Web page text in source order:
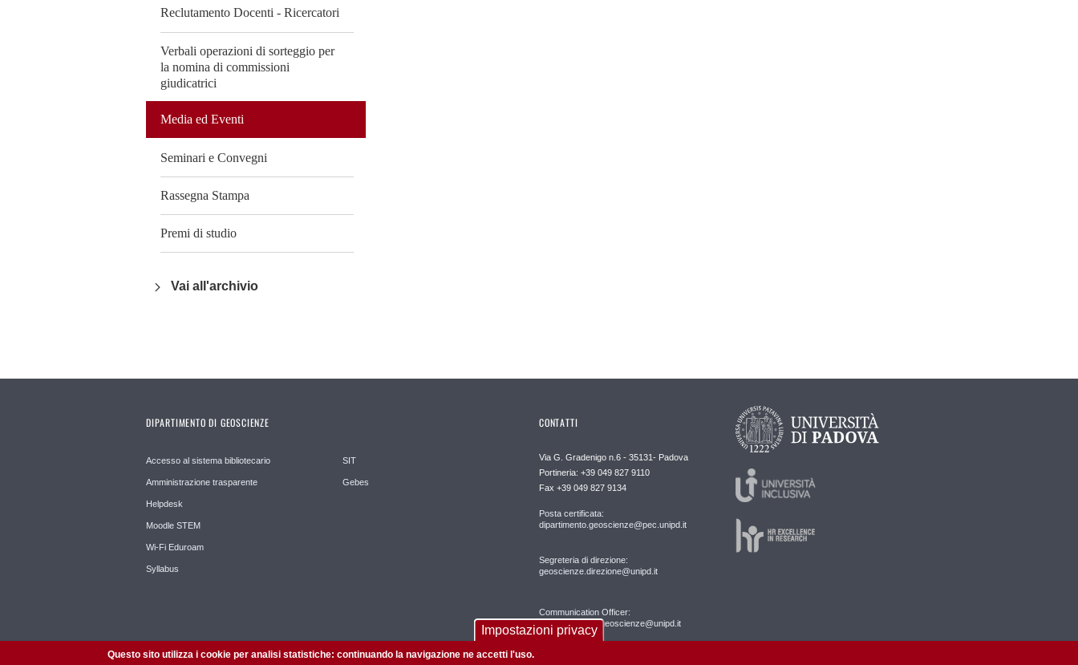
Reclutamento Docenti - Ricercatori
Verbali operazioni di sorteggio per
la nomina di commissioni
giudicatrici
Media ed Eventi
Seminari e Convegni
Rassegna Stampa
Premi di studio
Vai all'archivio
DIPARTIMENTO DI GEOSCIENZE
Accesso al sistema bibliotecario
Amministrazione trasparente
Helpdesk
Moodle STEM
Wi-Fi Eduroam
Syllabus
SIT
Gebes
CONTATTI
Via G. Gradenigo n.6 - 35131- Padova
Portineria: +39 049 827 9110
Fax +39 049 827 9134
Posta certificata:
dipartimento.geoscienze@pec.unipd.it
Segreteria di direzione:
geoscienze.direzione@unipd.it
Communication Officer:
comunicazione.geoscienze@unipd.it
Impostazioni privacy
Questo sito utilizza i cookie per analisi statistiche: continuando la navigazione ne accetti l'uso.